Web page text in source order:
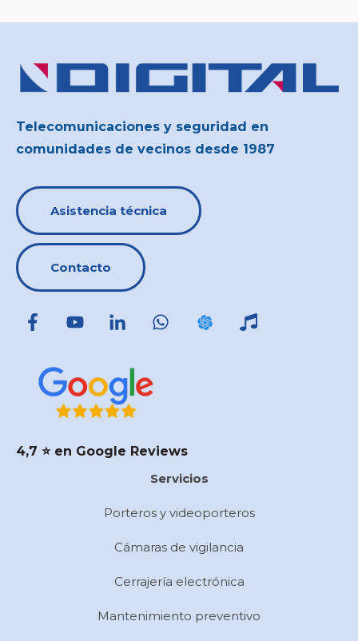
Telecomunicaciones y seguridad en
comunidades de vecinos desde 1987
Asistencia técnica
Contacto
4,7 ⭐️ en Google Reviews
Servicios
Porteros y videoporteros
Cámaras de vigilancia
Cerrajería electrónica
Mantenimiento preventivo